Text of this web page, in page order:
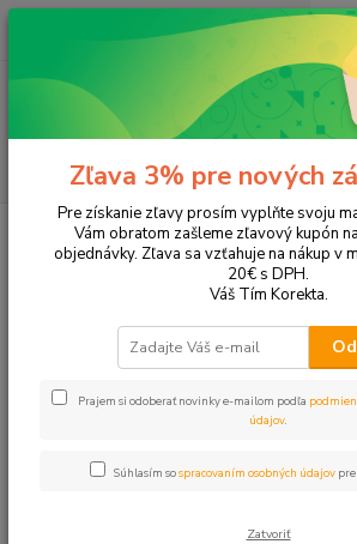
Tonery a náplne do tlačiarní Panasonic
Upresniť parametre
Najdrahšie
Zobrazujem 1-1 z 1
Zľava 3% pre nových
Pre získanie zľavy prosím vyplňte svoju
Vám obratom zašleme zľavový kupón
objednávky. Zľava sa vzťahuje na nákup v
20€ s DPH.
Váš Tím Korekta.
Prajem si odoberať novinky e-mailom podľa
údajov.
Súhlasím sospracovaním osobných údajov
Zatvoriť